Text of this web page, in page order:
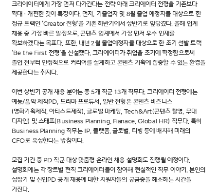
크리에이터에게 가장 먼저 다가간다는 전략 아래 크리에이터 전형을 기존보다
확대·개편한 것이 특징이다. 먼저, 기졸업자 및 8월 졸업 예정자를 대상으로 한
정규 트랙인 ‘Creator 전형’을 기존 하반기에서 상반기로 앞당겼다. 올해 업계
채용 중 가장 빠른 일정으로, 콘텐츠 업계에서 가장 먼저 우수 인재를
확보하겠다는 목표다. 또한, 내년 2월 졸업예정자를 대상으로 한 조기 선발 트랙
‘Be the First 전형’을 신설했다. 크리에이터가 취업을 조기에 확정함으로써
졸업 전부터 안정적으로 커리어를 설계하고 콘텐츠 기획에 집중할 수 있는 환경을
제공한다는 취지다.
이번 상반기 공개 채용 분야는 총 5개 직군 13개 직무다. 크리에이터 전형에는
예능/음악 제작PD, 드라마 프로듀서, 일반 전형은 콘텐츠 비즈니스
(영화기획제작, 아티스트제작), 글로벌 마케팅, Tech&Art(콘텐츠 촬영, 무대
디자인) 및 스태프(Business Planning, Fianace, Global HR) 직무다. 특히
Business Planning 직무는 IP, 플랫폼, 글로벌, 티빙 등에 배치해 미래의
CFO로 육성한다는 방침이다.
모집 기간 중 PD 직군 대상 맞춤형 온라인 채용 설명회도 진행될 예정이다.
설명회에는 각 장르별 현직 크리에이터들이 참여해 현실적인 직무 이야기, 본인의
성장기 및 신입PD 공개 채용에 대한 지원자들의 궁금증을 해소하는 시간을
가진다.